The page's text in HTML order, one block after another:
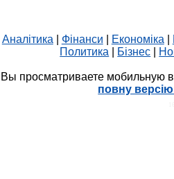
Аналітика Фінанси Економіка
Политика
Бізнес
Вы просматриваете мобильную
повну версію